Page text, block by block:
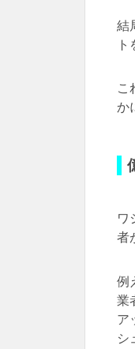
結
こ
か
ワ
者
例
業
ア
シ